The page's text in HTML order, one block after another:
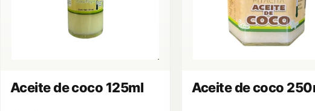
Aceite de coco 125ml Aceite de coco